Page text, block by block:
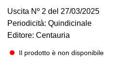
Uscita Nº 2 del 27/03/2025
Periodicità: Quindicinale
Editore: Centauria
Il prodotto è non disponibile